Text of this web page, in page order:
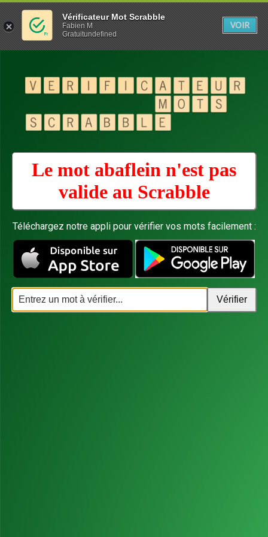
Le mot abaflein n'est pas
valide au Scrabble
Téléchargez notre appli pour vérifier vos mots facilement :
Vérificateur Mot Scrabble
Fabien M
Gratuitundefined
VOIR